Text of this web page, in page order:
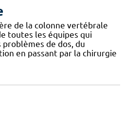
de la colonne vertébrale
toutes les équipes qui
de dos, du
en passant par la chirurgie